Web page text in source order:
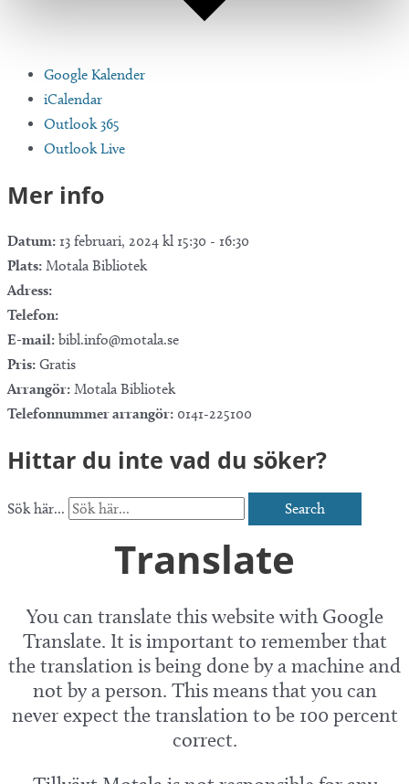
Google Kalender
iCalendar
Outlook 365
Outlook Live
Mer info
Datum: 13 februari, 2024 kl 15:30 - 16:30
Plats: Motala Bibliotek
Adress:
Telefon:
E-mail: bibl.info@motala.se
Pris: Gratis
Arrangör: Motala Bibliotek
Telefonnummer arrangör: 0141-225100
Hittar du inte vad du söker?
Sök här... Search
Translate
You can translate this website with Google
Translate. It is important to remember that
the translation is being done by a machine and
not by a person. This means that you can
never expect the translation to be 100 percent
correct.